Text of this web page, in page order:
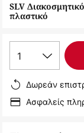
εικόνων
SLV
πλαστικό
1
Δωρεάν
Ασφαλείς